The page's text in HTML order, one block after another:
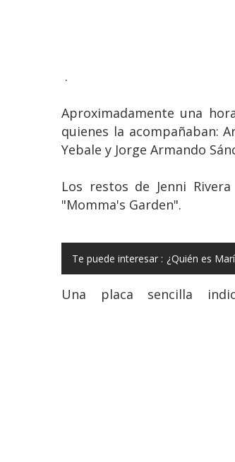
.
Aproximadamente una
quienes la acompañaban:
Yebale y Jorge Armando
Los restos de Jenni
"Momma's Garden".
Te puede interesar : ¿Quién es
Una placa sencilla